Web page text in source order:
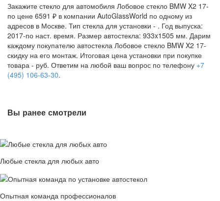
Закажите стекло для автомобиля Лобовое стекло BMW X2 17-
по цене 6591 ₽ в компании AutoGlassWorld по одному из
адресов в Москве. Тип стекла для установки - . Год выпуска:
2017-по наст. время. Размер автостекла: 933x1505 мм. Дарим
каждому покупателю автостекла Лобовое стекло BMW X2 17-
скидку на его монтаж. Итоговая цена установки при покупке
товара - руб. Ответим на любой ваш вопрос по телефону +7
(495) 106-63-30.
Вы ранее смотрели
Любые стекла для любых авто
Опытная команда профессионалов